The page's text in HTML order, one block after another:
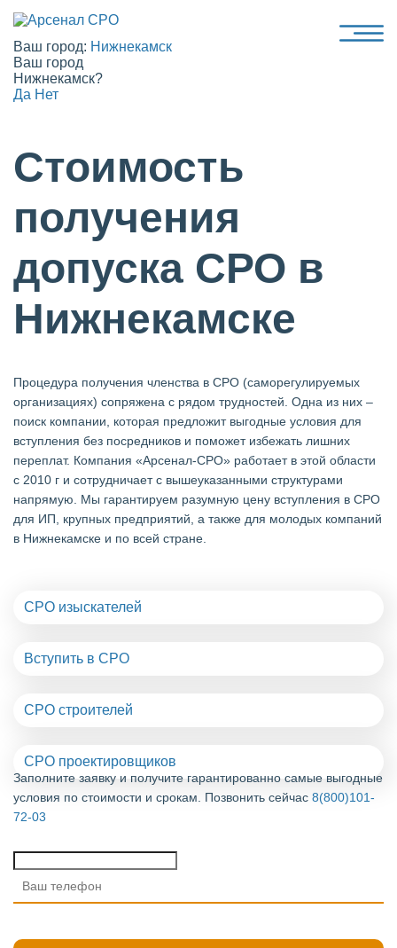
Ваш город: Нижнекамск
Ваш город
Нижнекамск?
Да Нет
Стоимость
получения
допуска СРО в
Нижнекамске
Процедура получения членства в СРО (саморегулируемых
организациях) сопряжена с рядом трудностей. Одна из них –
поиск компании, которая предложит выгодные условия для
вступления без посредников и поможет избежать лишних
переплат. Компания «Арсенал-СРО» работает в этой области
с 2010 г и сотрудничает с вышеуказанными структурами
напрямую. Мы гарантируем разумную цену вступления в СРО
для ИП, крупных предприятий, а также для молодых компаний
в Нижнекамске и по всей стране.
СРО изыскателей
Вступить в СРО
СРО строителей
СРО проектировщиков
Заполните заявку и получите гарантированно самые выгодные
условия по стоимости и срокам. Позвонить сейчас 8(800)101-
72-03